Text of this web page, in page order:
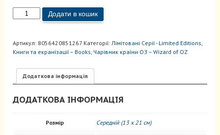
Записник
Wizard
-
Поле
Лінійка
кількість
Додати в кошик
Артикул: 8056420851267 Категорії: Лiмiтовані Серії - Limited Editions,
Книги та екранізації – Books, Чарівник країни ОЗ – Wizard of OZ
Додаткова інформація
ДОДАТКОВА ІНФОРМАЦІЯ
Розмір Середній (13 x 21 см)